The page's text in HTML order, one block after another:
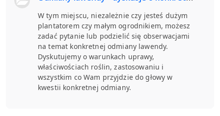
W tym miejscu, niezależnie czy jesteś dużym
plantatorem czy małym ogrodnikiem, możesz
zadać pytanie lub podzielić się obserwacjami
na temat konkretnej odmiany lawendy.
Dyskutujemy o warunkach uprawy,
właściwościach roślin, zastosowaniu i
wszystkim co Wam przyjdzie do głowy w
kwestii konkretnej odmiany.